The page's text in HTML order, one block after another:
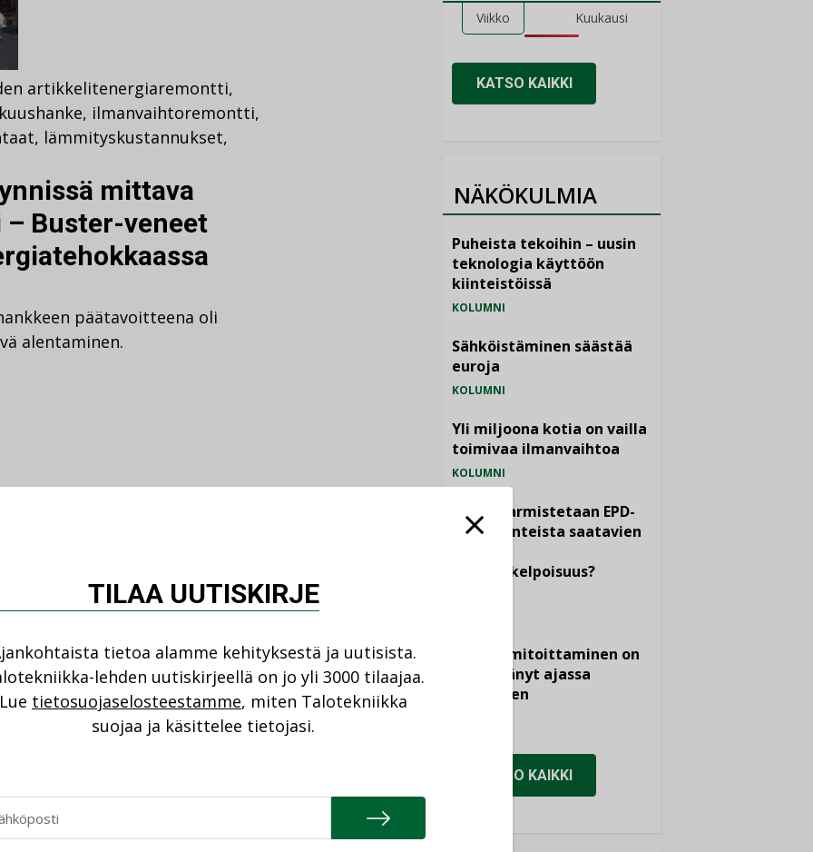
artikkelitenergiaremontti,
, ilmanvaihtoremontti,
, lämmityskustannukset,
mittava
Buster-veneet
päätavoitteena oli
alentaminen.
Viikko Kuukausi
KATSO KAIKKI
NÄKÖKULMIA
Puheista tekoihin – uusin
teknologia käyttöön
kiinteistöissä
KOLUMNI
Sähköistäminen säästää
euroja
KOLUMNI
Yli miljoona kotia on vailla
toimivaa ilmanvaihtoa
KOLUMNI
Miten varmistetaan EPD-
dokumenteista saatavien
vertailukelpoisuus?
viemärimitoittaminen on
jämähtänyt ajassa
paikalleen
KATSO KAIKKI
TILAA UUTISKIRJE
tietoa alamme kehityksestä ja uutisista.
lehden uutiskirjeellä on jo yli 3000 tilaajaa.
Lue tietosuojaselosteestamme, miten Talotekniikka
suojaa ja käsittelee tietojasi.